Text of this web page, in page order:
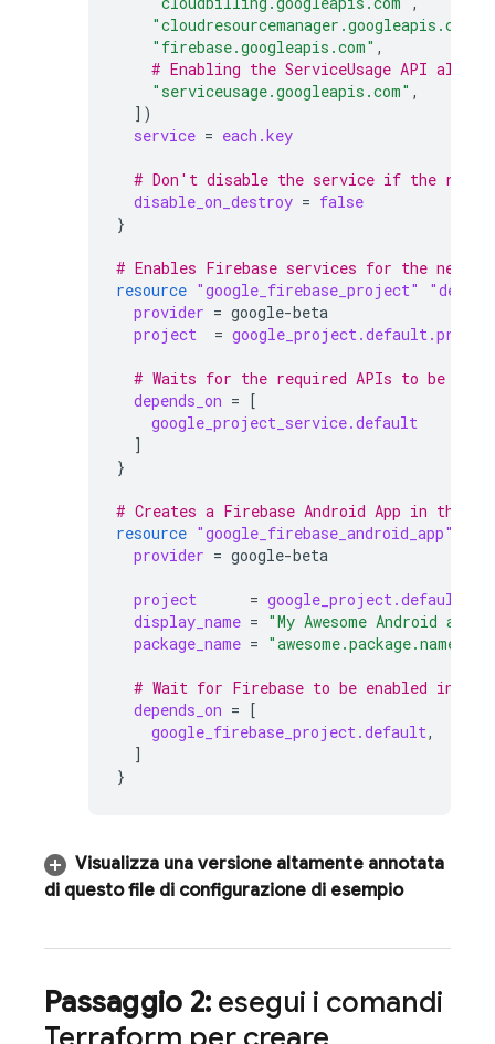
"cloudresourcemanager.googleapis.com"
"firebase.googleapis.com" ,
# Enabling the ServiceUsage API
"serviceusage.googleapis.com" ,
])
service = each.key
# Don't disable the service if the
disable_on_destroy = false
}
# Enables Firebase services for the new
resource "google_firebase_project"
provider = google-beta
project
=
# Waits for the required APIs to be
depends_on = [
google_project_service.default
]
}
# Creates a Firebase Android App in the
resource "google_firebase_android_app"
provider = google-beta
project =
display_name = "My Awesome Android app"
package_name = "awesome.package.name"
# Wait for Firebase to be enabled in
depends_on = [
google_firebase_project.default,
]
}
Visualizza una versione altamente annotata
di questo file di configurazione di esempio
Passaggio 2: esegui i comandi